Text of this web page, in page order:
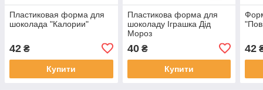
Пластиковая форма для
шоколада "Калории"
42 ₴
Купити
Пластикова форма для
шоколаду Іграшка Дід
Мороз
40₴
Купити
42